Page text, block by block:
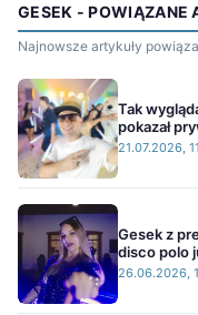
GESEK - POWIĄZANE
Najnowsze artykuły
Tak
pokazał
21.07.2026,
Gesek z
disco polo
26.06.2026,